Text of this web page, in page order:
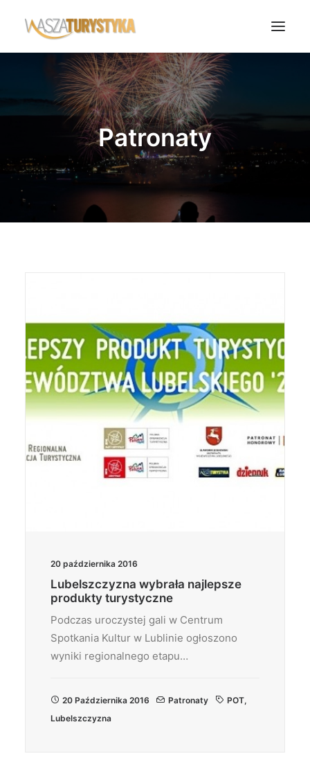
Księga wspomnień
Biura podróży
Noclegi
Polska
Świat
Wyszukiwanie
Patronaty
20 października 2016
Lubelszczyzna wybrała najlepsze
produkty turystyczne
Podczas uroczystej gali w Centrum
Spotkania Kultur w Lublinie ogłoszono
wyniki regionalnego etapu…
20 Października 2016 Patronaty POT,
Lubelszczyzna